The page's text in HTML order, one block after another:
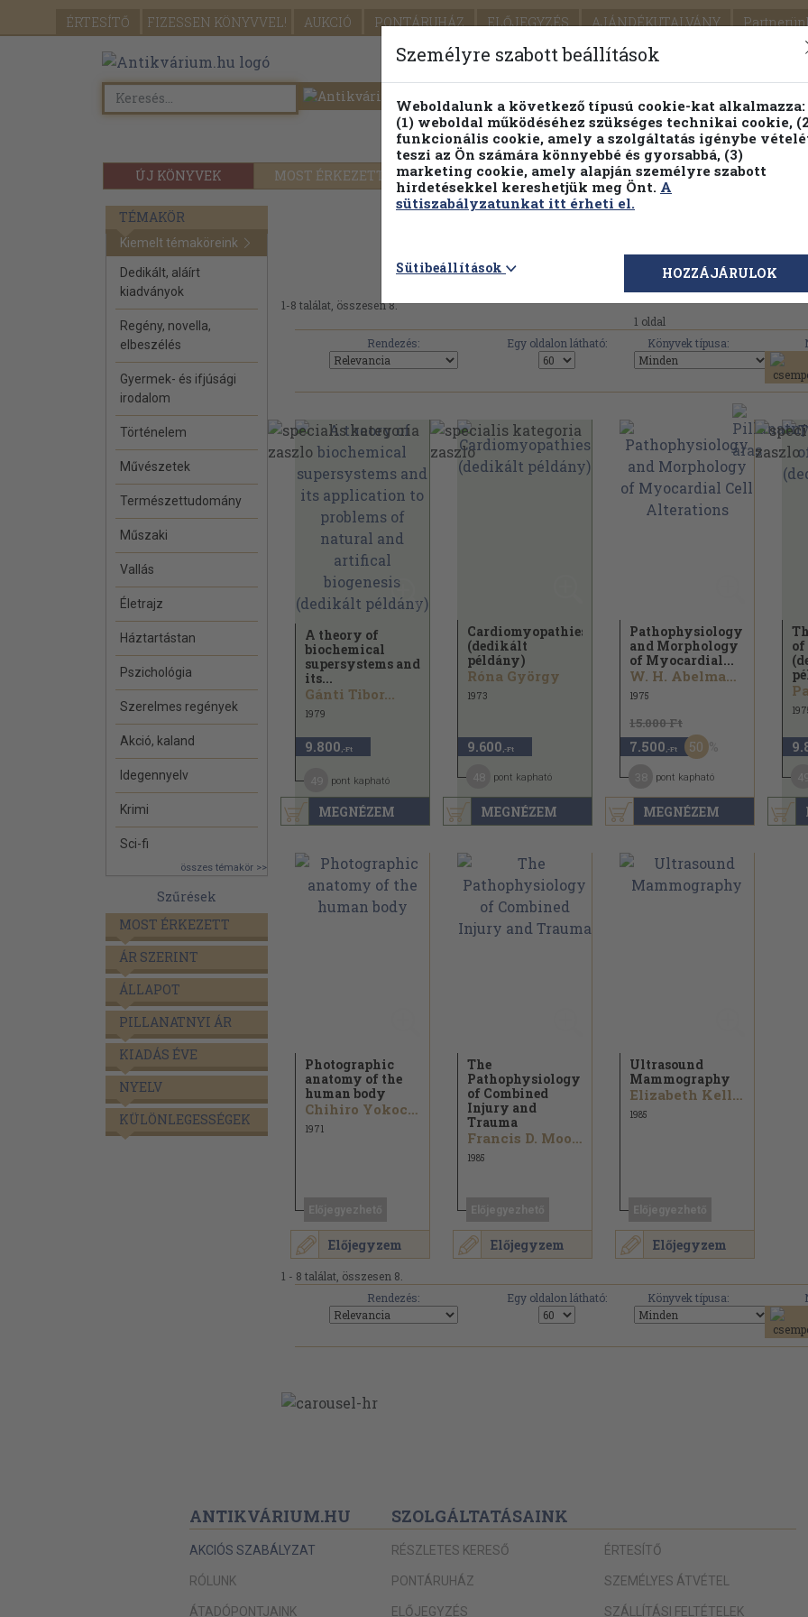
ÉRTESÍTŐ FIZESSEN KÖNYVVEL! AUKCIÓ PONTÁRUHÁZ ELŐJEGYZÉS AJÁNDÉKUTALVÁNY
SEGÍTSÉG
ÚJ KÖNYVEK MOST ÉRKEZETT PILLANATNYI ÁRAINK FENNTARTHATÓ
Részletes kereső Témaköri fa
TÉMAKÖR
Kiemelt témaköreink
Dedikált, aláírt
kiadványok
Regény, novella,
elbeszélés
Gyermek- és ifjúsági
irodalom
Történelem
Művészetek
Természettudomány
Műszaki
Vallás
Életrajz
Háztartástan
Pszichológia
Szerelmes regények
Akció, kaland
Idegennyelv
Krimi
Sci-fi
összes témakör >>
Szűrések
MOST ÉRKEZETT
ÁR SZERINT
ÁLLAPOT
PILLANATNYI ÁR
KIADÁS ÉVE
NYELV
KÜLÖNLEGESSÉGEK
University Park Press művei, könyvek,
1-8 találat, összesen 8.
1 oldal
Rendezés:
Egy oldalon látható: Könyvek típusa:
MEGNÉZEM
A theory of
biochemical
supersystems and
its...
Gánti Tibor...
1979
9.800 ,-Ft
pont kapható
MEGNÉZEM
Cardiomyopathies
(dedikált
példány)
Róna György
1973
9.600 ,-Ft
pont kapható
MEGNÉZEM
Pathophysiology
and Morphology
of Myocardial...
W. H. Abelmann...
1975
15.000 Ft
7.500 ,-Ft 50
pont kapható
of
Előjegyzem
Photographic
anatomy of the
human body
Chihiro Yokochi
1971
Előjegyzem
The
Pathophysiology
of Combined
Injury and
Trauma
Francis D. Moore...
1985
Előjegyzem
Ultrasound
Mammography
Elizabeth Kelly-Fry...
1985
1 - 8 találat, összesen 8.
Rendezés:
Egy oldalon látható: Könyvek típusa:
ANTIKVÁRIUM.HU
AKCIÓS SZABÁLYZAT
RÓLUNK
ÁTADÓPONTJAINK
SZOLGÁLTATÁSAINK
RÉSZLETES KERESŐ
PONTÁRUHÁZ
ELŐJEGYZÉS
ÉRTESÍTŐ
SZEMÉLYES ÁTVÉTEL
SZÁLLÍTÁSI FELTÉTELEK
Személyre szabott beállítások
Weboldalunk a következő típusú cookie-kat alkalmazza:
(1) weboldal működéséhez szükséges technikai cookie,
funkcionális cookie, amely a szolgáltatás igénybe
teszi az Ön számára könnyebbé és gyorsabbá, (3)
marketing cookie, amely alapján személyre szabott
hirdetésekkel kereshetjük meg Önt. A
sütiszabályzatunkat itt érheti el.
Sütibeállítások HOZZÁJÁRULOK